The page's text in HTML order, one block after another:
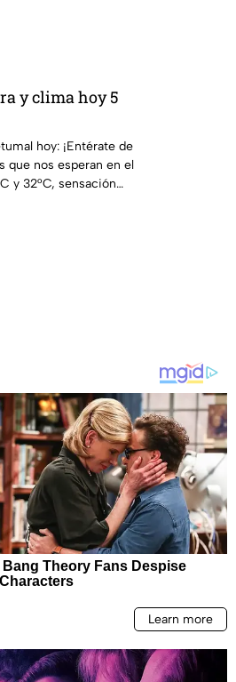
y clima hoy 5
hoy: ¡Entérate de
que nos esperan en el
y 32°C, sensación
de lluvias. ¡No te lo